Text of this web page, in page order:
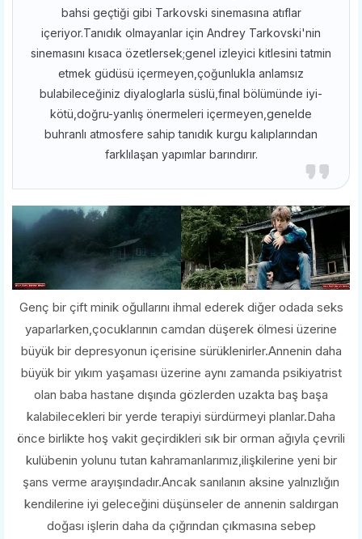
bahsi geçtiği gibi Tarkovski sinemasına atıflar
içeriyor.Tanıdık olmayanlar için Andrey Tarkovski'nin
sinemasını kısaca özetlersek;genel izleyici kitlesini tatmin
etmek güdüsü içermeyen,çoğunlukla anlamsız
bulabileceğiniz diyaloglarla süslü,final bölümünde iyi-
kötü,doğru-yanlış önermeleri içermeyen,genelde
buhranlı atmosfere sahip tanıdık kurgu kalıplarından
farklılaşan yapımlar barındırır.
Genç bir çift minik oğullarını ihmal ederek diğer odada seks
yaparlarken,çocuklarının camdan düşerek ölmesi üzerine
büyük bir depresyonun içerisine sürüklenirler.Annenin daha
büyük bir yıkım yaşaması üzerine aynı zamanda psikiyatrist
olan baba hastane dışında gözlerden uzakta baş başa
kalabilecekleri bir yerde terapiyi sürdürmeyi planlar.Daha
önce birlikte hoş vakit geçirdikleri sık bir orman ağıyla çevrili
kulübenin yolunu tutan kahramanlarımız,ilişkilerine yeni bir
şans verme arayışındadır.Ancak sanılanın aksine yalnızlığın
kendilerine iyi geleceğini düşünseler de annenin saldırgan
doğası işlerin daha da çığrından çıkmasına sebep